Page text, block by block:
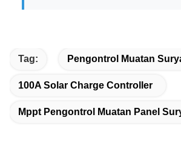
Tag: Pengontrol Muatan
100A Solar Charge Controller
Mppt Pengontrol Muatan Panel